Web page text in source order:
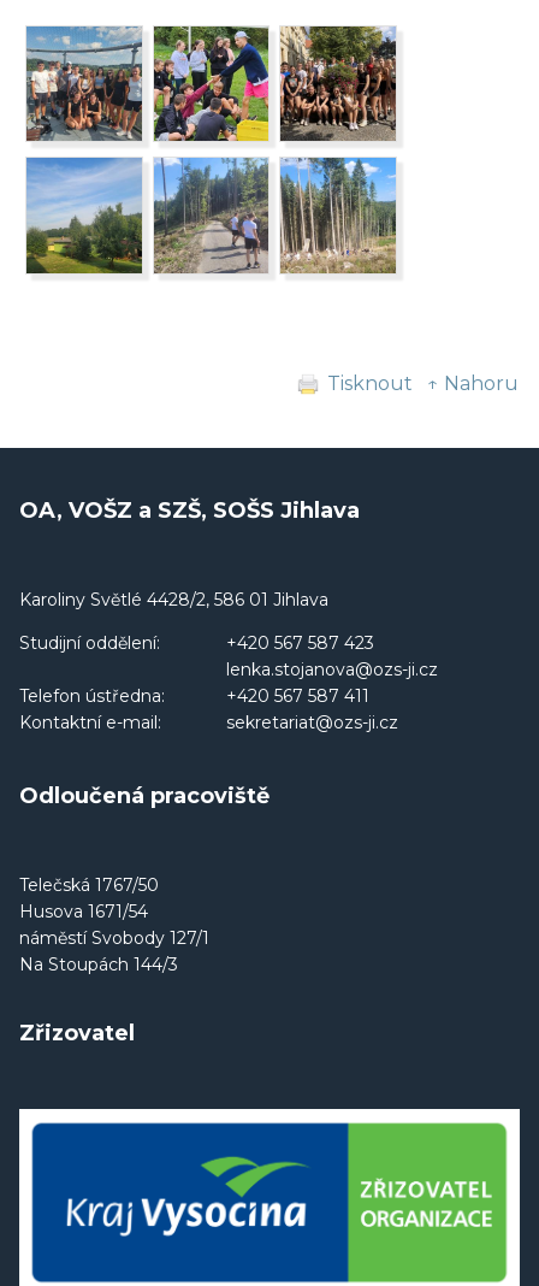
Tisknout ↑ Nahoru
OA, VOŠZ a SZŠ, SOŠS Jihlava
Karoliny Světlé 4428/2, 586 01 Jihlava
Studijní oddělení:
+420 567 587 423
lenka.stojanova@ozs-ji.cz
Telefon ústředna:
+420 567 587 411
Kontaktní e-mail:
sekretariat@ozs-ji.cz
Odloučená pracoviště
Telečská 1767/50
Husova 1671/54
náměstí Svobody 127/1
Na Stoupách 144/3
Zřizovatel